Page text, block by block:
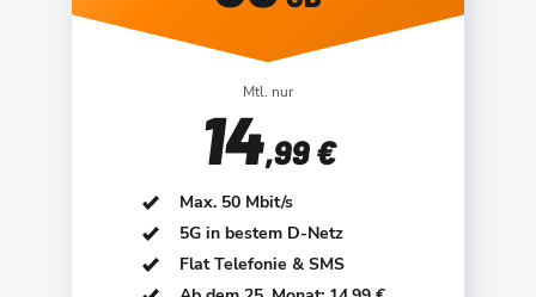
Mtl. nur
14,99 €
Max. 50 Mbit/s
5G in bestem D-Netz
Flat Telefonie & SMS